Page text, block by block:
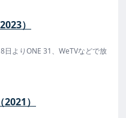
）
日よりONE 31、WeTVなどで放
）